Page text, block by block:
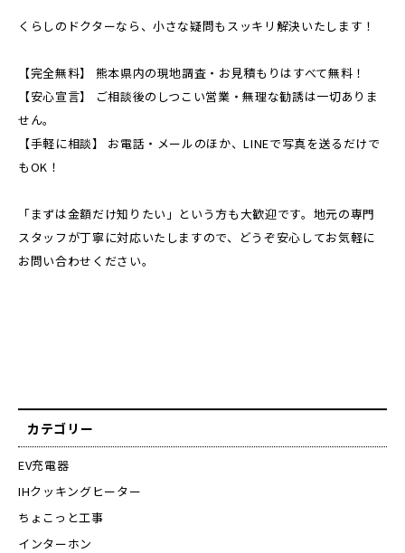
くらしのドクターなら、小さな疑問もスッキリ解決いたします！
【完全無料】 熊本県内の現地調査・お見積もりはすべて無料！
【安心宣言】 ご相談後のしつこい営業・無理な勧誘は一切ありま
せん。
【手軽に相談】 お電話・メールのほか、LINEで写真を送るだけで
もOK！
「まずは金額だけ知りたい」という方も大歓迎です。地元の専門
スタッフが丁寧に対応いたしますので、どうぞ安心してお気軽に
お問い合わせください。
カテゴリー
EV充電器
IHクッキングヒーター
ちょこっと工事
インターホン